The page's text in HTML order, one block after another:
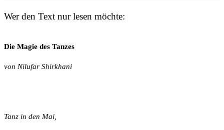
Wer den Text nur lesen möchte:
Die Magie des Tanzes
von Nilufar Shirkhani
Tanz in den Mai,